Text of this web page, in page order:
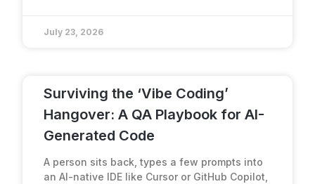
July 23, 2026
Surviving the ‘Vibe Coding’
Hangover: A QA Playbook for AI-
Generated Code
A person sits back, types a few prompts into
an AI-native IDE like Cursor or GitHub Copilot,